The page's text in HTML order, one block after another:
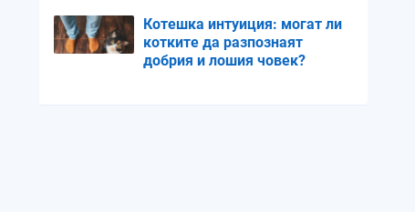
Котешка интуиция: могат ли
котките да разпознаят
добрия и лошия човек?